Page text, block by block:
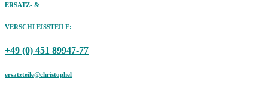
ERSATZ- &
VERSCHLEISSTEILE:
+49 (0) 451 89947-77
ersatzteile@christophel